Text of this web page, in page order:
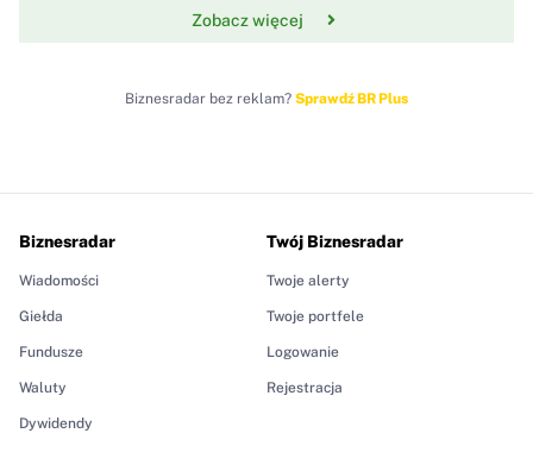
Zobacz więcej
Biznesradar bez reklam? Sprawdź BR Plus
Biznesradar
Wiadomości
Giełda
Fundusze
Waluty
Dywidendy
Twój Biznesradar
Twoje alerty
Twoje portfele
Logowanie
Rejestracja